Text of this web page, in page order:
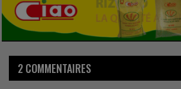
2 COMMENTAIRES